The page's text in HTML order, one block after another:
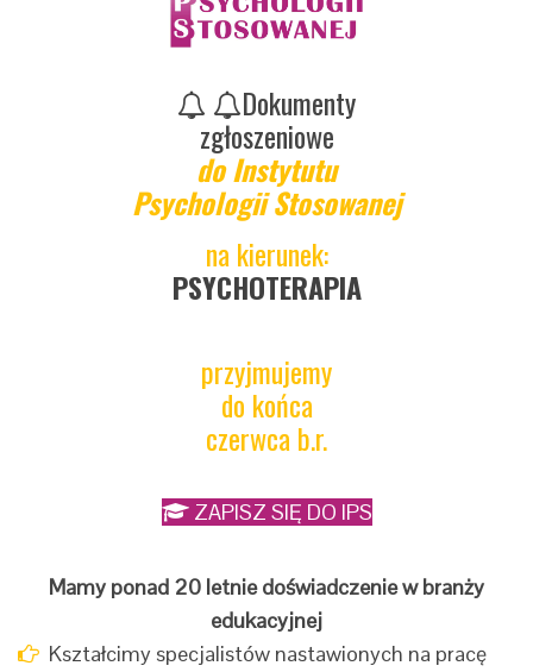
Dokumenty
zgłoszeniowe
do Instytutu
Psychologii Stosowanej
na kierunek:
PSYCHOTERAPIA
przyjmujemy
do końca
czerwca b.r.
ZAPISZ SIĘ DO IPS
Mamy ponad 20 letnie doświadczenie w branży
edukacyjnej
Kształcimy specjalistów nastawionych na pracę